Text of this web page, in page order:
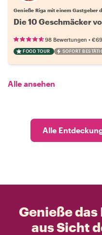
Genieße Riga mit einem Gastgeber
Die 10 Geschmäcker
98 Bewertungen •
FOOD TOUR SOFORT
Alle ansehen
Alle
Genieße
aus Sicht